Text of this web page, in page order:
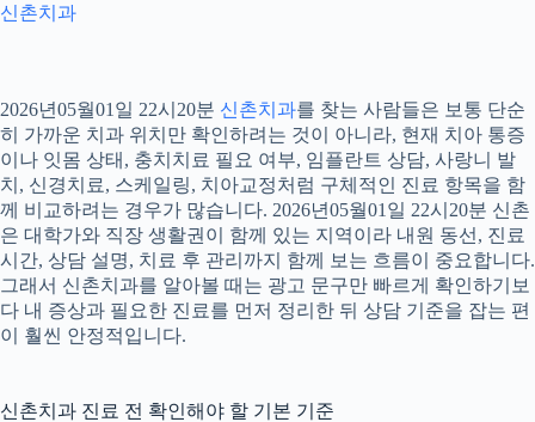
신촌치과
2026년05월01일 22시20분 신촌치과를 찾는 사람들은 보통 단순
히 가까운 치과 위치만 확인하려는 것이 아니라, 현재 치아 통증
이나 잇몸 상태, 충치치료 필요 여부, 임플란트 상담, 사랑니 발
치, 신경치료, 스케일링, 치아교정처럼 구체적인 진료 항목을 함
께 비교하려는 경우가 많습니다. 2026년05월01일 22시20분 신촌
은 대학가와 직장 생활권이 함께 있는 지역이라 내원 동선, 진료
시간, 상담 설명, 치료 후 관리까지 함께 보는 흐름이 중요합니다.
그래서 신촌치과를 알아볼 때는 광고 문구만 빠르게 확인하기보
다 내 증상과 필요한 진료를 먼저 정리한 뒤 상담 기준을 잡는 편
이 훨씬 안정적입니다.
신촌치과 진료 전 확인해야 할 기본 기준